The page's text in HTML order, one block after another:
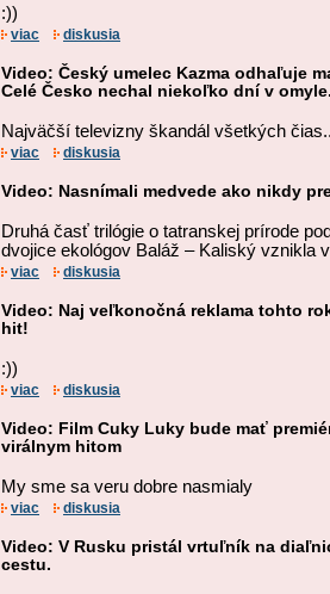
:))
viac diskusia
Video: Český umelec Kazma odhaľuje
Celé Česko nechal niekoľko dní v
Najväčší televizny škandál všetkých
viac diskusia
Video: Nasnímali medvede ako nikdy
Druhá časť trilógie o tatranskej prírode
dvojice ekológov Baláž – Kaliský vznikla
viac diskusia
Video: Naj veľkonočná reklama tohto
hit!
:))
viac diskusia
Video: Film Cuky Luky bude mať
virálnym hitom
My sme sa veru dobre nasmialy
viac diskusia
Video: V Rusku pristál vrtuľník na
cestu.